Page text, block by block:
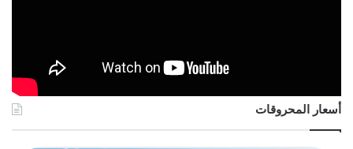
أسعار المحروقات